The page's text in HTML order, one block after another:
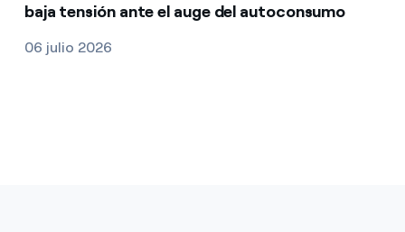
baja tensión ante el auge del autoconsumo
06 julio 2026